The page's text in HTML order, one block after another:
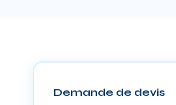
Demande de devis